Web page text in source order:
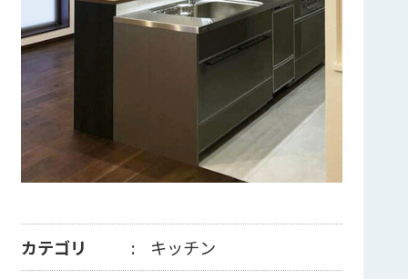
カテゴリ
キッチン